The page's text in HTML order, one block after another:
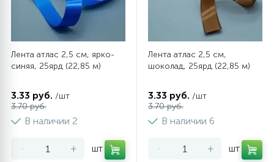
Лента атлас 2,5 см, ярко-
синяя, 25ярд (22,85 м)
3.33 руб. /шт
3.70 руб.
В наличии 2
- + шт
Лента атлас 2,5 см,
шоколад, 25ярд (22,85 м)
3.33 руб. /шт
3.70 руб.
В наличии 6
- + шт